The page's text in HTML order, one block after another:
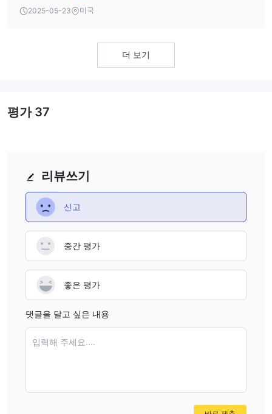
을 제공합니다. 네 가지 계정 유형 모두의 최소 입금액은 $50입니
다. 최소 인출 금액은 $40이며, 인출 수수료는 없습니다. MyPay를
통한 입금은 4%의 수수료가 부과되며, 다른 입금 방법은 무료입니
내에 처리됩니다.
메시징
을 포함한 다양한 고객 지원 채널을 제공합니다. 또한, 브로
를 제공합니다. 소셜 미디어를 선호하는 고객들을 위해 AUS
GLOBAL은Twitter, Facebook 및 Instagram
수 있습니다.
결론
In conclusion, AUS GLOBAL는 경쟁력 있는 스프레드와 최대 1:500
의 레버리지로 다양한 거래 도구와 계정 유형을 제공합니다. 이 브로
원하며 다양한 거래 도구를 제공합니다. AUS GLOBAL은 또한 인출
2025-05-23 미국
더 보기
리뷰쓰기
신고
중간 평가
좋은 평가
댓글을 달고 싶은 내용
입력해 주세요....
평가37